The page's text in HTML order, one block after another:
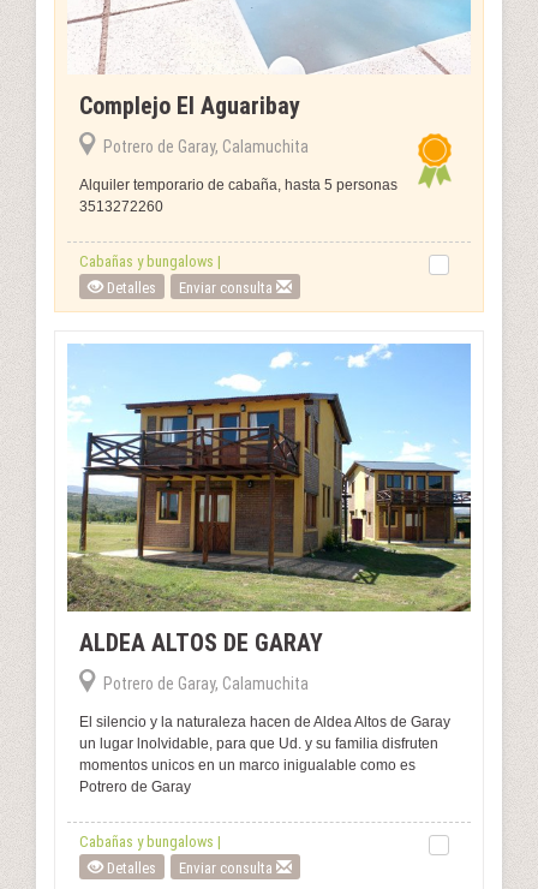
Complejo El Aguaribay
Potrero de Garay, Calamuchita
Alquiler temporario de cabaña, hasta 5 personas
3513272260
Cabañas y bungalows |
Detalles
Enviar consulta
ALDEA ALTOS DE GARAY
Potrero de Garay, Calamuchita
El silencio y la naturaleza hacen de Aldea Altos de Garay
un lugar lnolvidable, para que Ud. y su familia disfruten
momentos unicos en un marco inigualable como es
Potrero de Garay
Cabañas y bungalows |
Detalles
Enviar consulta